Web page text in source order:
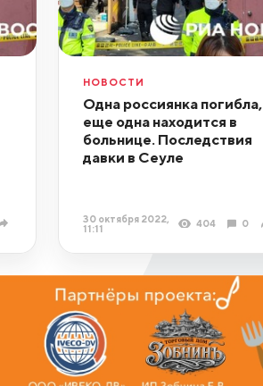
НОВОСТИ
Одна россиянка погибла,
еще одна находится в
больнице. Последствия
давки в Сеуле
30 октября 2022,
11:11
404 0